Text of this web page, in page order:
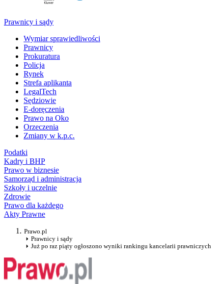
Prawnicy i sądy
Wymiar sprawiedliwości
Prawnicy
Prokuratura
Policja
Rynek
Strefa aplikanta
LegalTech
Sędziowie
E-doręczenia
Prawo na Oko
Orzeczenia
Zmiany w k.p.c.
Podatki
Kadry i BHP
Prawo w biznesie
Samorząd i administracja
Szkoły i uczelnie
Zdrowie
Prawo dla każdego
Akty Prawne
Prawo.pl
Prawnicy i sądy
Już po raz piąty ogłoszono wyniki rankingu kancelarii prawniczych